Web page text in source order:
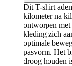
Dit T-shirt
kilometer na
ontworpen met
kleding zich
optimale
pasvorm. Het
droog houden